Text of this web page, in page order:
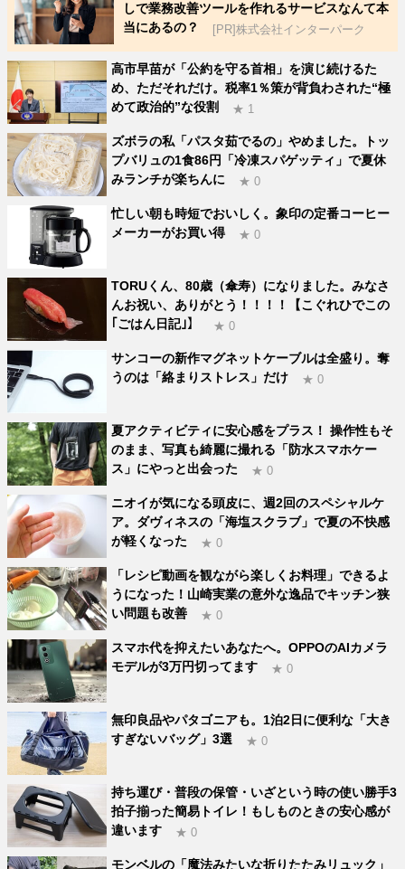
しで業務改善ツールを作れるサービスなんて本
当にあるの？
[PR]株式会社インターパーク
高市早苗が「公約を守る首相」を演じ続けるた
め、ただそれだけ。税率1％策が背負わされた“極
めて政治的”な役割
★ 1
ズボラの私「パスタ茹でるの」やめました。トッ
プバリュの1食86円「冷凍スパゲッティ」で夏休
みランチが楽ちんに
★ 0
忙しい朝も時短でおいしく。象印の定番コーヒー
メーカーがお買い得
★ 0
TORUくん、80歳（傘寿）になりました。みなさ
んお祝い、ありがとう！！！！【こぐれひでこの
｢ごはん日記｣】
★ 0
サンコーの新作マグネットケーブルは全盛り。奪
うのは「絡まりストレス」だけ
★ 0
夏アクティビティに安心感をプラス！ 操作性もそ
のまま、写真も綺麗に撮れる「防水スマホケー
ス」にやっと出会った
★ 0
ニオイが気になる頭皮に、週2回のスペシャルケ
ア。ダヴィネスの「海塩スクラブ」で夏の不快感
が軽くなった
★ 0
「レシピ動画を観ながら楽しくお料理」できるよ
うになった！山崎実業の意外な逸品でキッチン狭
い問題も改善
★ 0
スマホ代を抑えたいあなたへ。OPPOのAIカメラ
モデルが3万円切ってます
★ 0
無印良品やパタゴニアも。1泊2日に便利な「大き
すぎないバッグ」3選
★ 0
持ち運び・普段の保管・いざという時の使い勝手3
拍子揃った簡易トイレ！もしものときの安心感が
違います
★ 0
モンベルの「魔法みたいな折りたたみリュック」